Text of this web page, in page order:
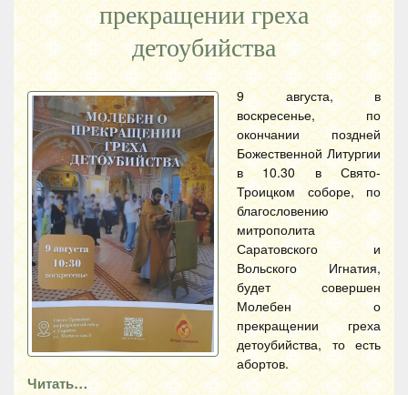
прекращении греха
детоубийства
9 августа, в
воскресенье, по
окончании поздней
Божественной Литургии
в 10.30 в Свято-
Троицком соборе, по
благословению
митрополита
Саратовского и
Вольского Игнатия,
будет совершен
Молебен о
прекращении греха
детоубийства, то есть
абортов.
Читать…